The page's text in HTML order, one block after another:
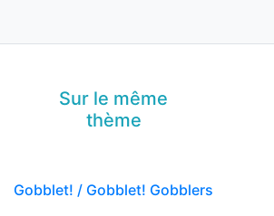
Sur le même
thème
Gobblet! / Gobblet! Gobblers